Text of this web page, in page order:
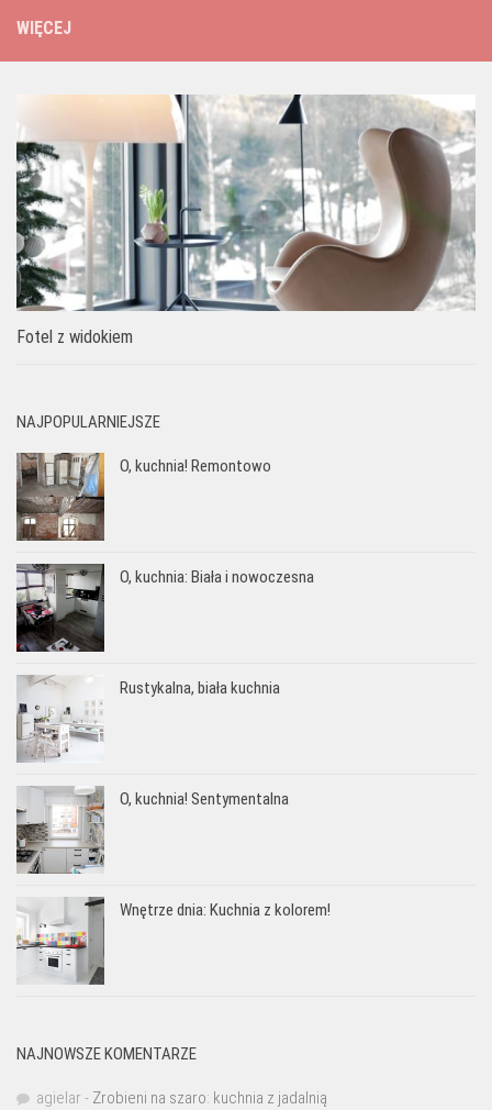
WIĘCEJ
Fotel z widokiem
NAJPOPULARNIEJSZE
O, kuchnia! Remontowo
O, kuchnia: Biała i nowoczesna
Rustykalna, biała kuchnia
O, kuchnia! Sentymentalna
Wnętrze dnia: Kuchnia z kolorem!
NAJNOWSZE KOMENTARZE
agielar - Zrobieni na szaro: kuchnia z jadalnią